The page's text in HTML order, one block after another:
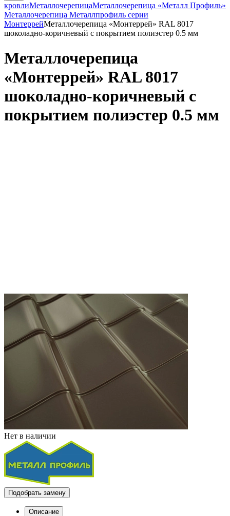
кровлиМеталлочерепицаМеталлочерепица «Металл Профиль»
Металлочерепица Металлпрофиль серии
МонтеррейМеталлочерепица «Монтеррей» RAL 8017
шоколадно-коричневый с покрытием полиэстер 0.5 мм
Металлочерепица
«Монтеррей» RAL 8017
шоколадно-коричневый с
покрытием полиэстер 0.5 мм
Нет в наличии
Подобрать замену
Описание